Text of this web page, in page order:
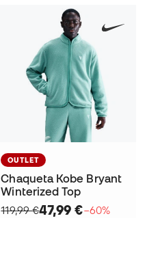
OUTLET
Chaqueta Kobe Bryant
Winterized Top
119,99 €47,99 €−60%